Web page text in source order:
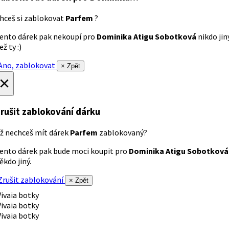
si zablokovat Parfem ?
dárek pak nekoupí pro Dominika Atigu Sobotková nikdo
ty :)
zablokovat
× Zpět
zablokování dárku
nechceš mít dárek Parfem zablokovaný?
dárek pak bude moci koupit pro Dominika Atigu Sobotková
jiný.
zablokování
× Zpět